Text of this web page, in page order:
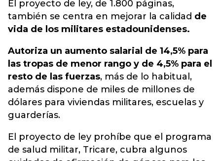
El proyecto de ley, de 1.800 páginas,
también se centra en mejorar la calidad de
vida de los militares estadounidenses.
Autoriza un aumento salarial de 14,5% para
las tropas de menor rango y de 4,5% para el
resto de las fuerzas, más de lo habitual,
además dispone de miles de millones de
dólares para viviendas militares, escuelas y
guarderías.
El proyecto de ley prohíbe que el programa
de salud militar, Tricare, cubra algunos